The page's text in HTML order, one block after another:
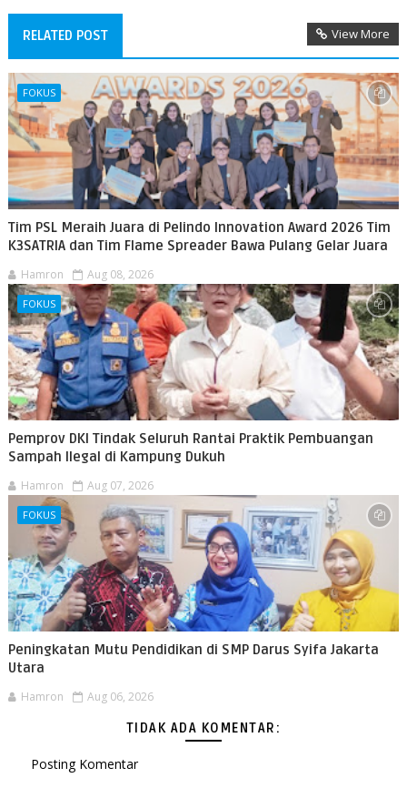
RELATED POST View More
FOKUS
Tim PSL Meraih Juara di Pelindo Innovation Award 2026 Tim
K3SATRIA dan Tim Flame Spreader Bawa Pulang Gelar Juara
Hamron Aug 08, 2026
FOKUS
Pemprov DKI Tindak Seluruh Rantai Praktik Pembuangan
Sampah Ilegal di Kampung Dukuh
Hamron Aug 07, 2026
FOKUS
Peningkatan Mutu Pendidikan di SMP Darus Syifa Jakarta
Utara
Hamron Aug 06, 2026
TIDAK ADA KOMENTAR:
Posting Komentar